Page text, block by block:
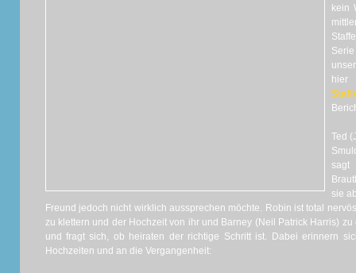
kein
hier
Ted
sagt
sie
Freund jedoch nicht wirklich aussprechen möchte. Robin ist total
zu klettern und der Hochzeit von ihr und Barney (Neil Patrick Harris)
und fragt sich, ob heiraten der richtige Schritt ist. Dabei erinnern
Hochzeiten und an die Vergangenheit: